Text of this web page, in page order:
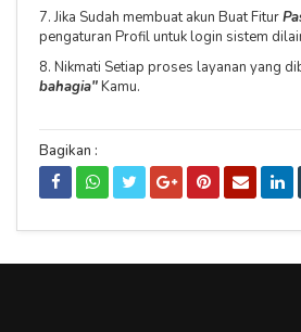
7. Jika Sudah membuat akun Buat Fitur
pengaturan Profil untuk login sistem
8. Nikmati Setiap proses layanan yang
bahagia"Kamu.
Bagikan :